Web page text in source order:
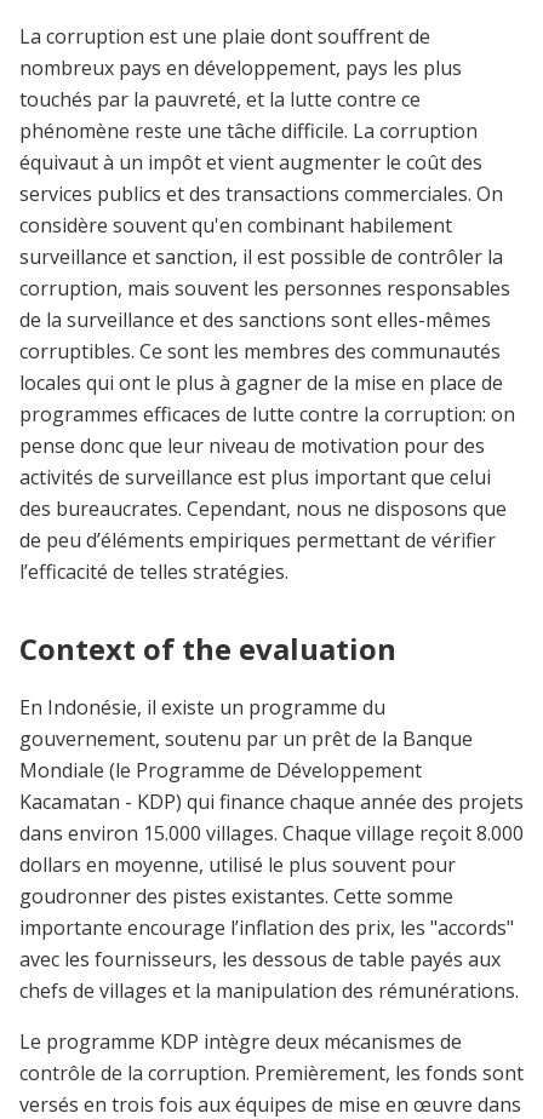
La corruption est une plaie dont souffrent de
nombreux pays en développement, pays les plus
touchés par la pauvreté, et la lutte contre ce
phénomène reste une tâche difficile. La corruption
équivaut à un impôt et vient augmenter le coût des
services publics et des transactions commerciales. On
considère souvent qu'en combinant habilement
surveillance et sanction, il est possible de contrôler la
corruption, mais souvent les personnes responsables
de la surveillance et des sanctions sont elles-mêmes
corruptibles. Ce sont les membres des communautés
locales qui ont le plus à gagner de la mise en place de
programmes efficaces de lutte contre la corruption: on
pense donc que leur niveau de motivation pour des
activités de surveillance est plus important que celui
des bureaucrates. Cependant, nous ne disposons que
de peu d’éléments empiriques permettant de vérifier
l’efficacité de telles stratégies.
Context of the evaluation
En Indonésie, il existe un programme du
gouvernement, soutenu par un prêt de la Banque
Mondiale (le Programme de Développement
Kacamatan - KDP) qui finance chaque année des projets
dans environ 15.000 villages. Chaque village reçoit 8.000
dollars en moyenne, utilisé le plus souvent pour
goudronner des pistes existantes. Cette somme
importante encourage l’inflation des prix, les "accords"
avec les fournisseurs, les dessous de table payés aux
chefs de villages et la manipulation des rémunérations.
Le programme KDP intègre deux mécanismes de
contrôle de la corruption. Premièrement, les fonds sont
versés en trois fois aux équipes de mise en œuvre dans